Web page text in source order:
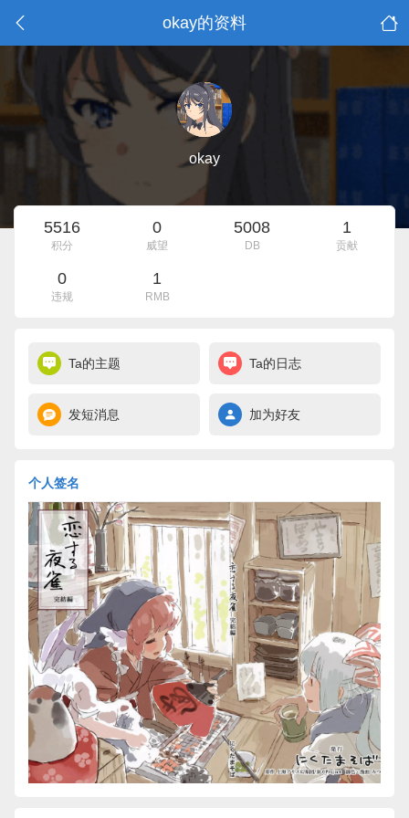
okay的资料
okay
5516
积分
0
威望
5008
DB
1
贡献
0
违规
1
RMB
Ta的主题 Ta的日志
发短消息 加为好友
个人签名